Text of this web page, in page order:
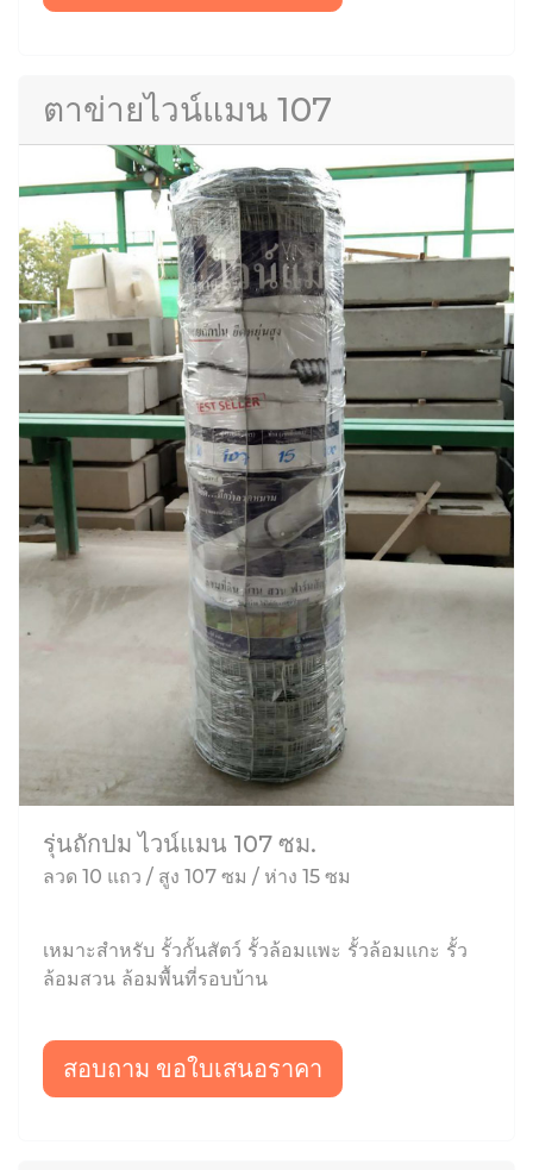
ตาข่ายไวน์แมน 107
รุ่นถักปม ไวน์แมน 107 ซม.
ลวด 10 แถว / สูง 107 ซม / ห่าง 15 ซม
เหมาะสำหรับ รั้วกั้นสัตว์ รั้วล้อมแพะ รั้วล้อมแกะ รั้ว
ล้อมสวน ล้อมพื้นที่รอบบ้าน
สอบถาม ขอใบเสนอราคา